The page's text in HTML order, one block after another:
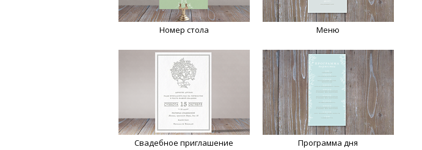
Номер стола Меню
Свадебное приглашение Программа дня